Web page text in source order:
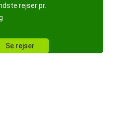
rejser pr.
Se rejser